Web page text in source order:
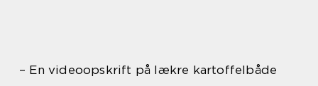
– En videoopskrift på lækre kartoffelbåde